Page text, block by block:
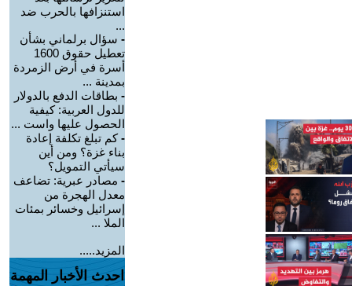
استنزافها بالحرب ضد
...
- سؤال برلماني بشأن
تعطيل حقوق 1600
أسرة في أرض الزمردة
بمدينة ...
- بطاقات الدفع بالدولار
للدول العربية: كيفية
الحصول عليها واست ...
-كم تبلغ تكلفة إعادة
بناء غزة؟ ومن أين
سيأتي التمويل؟
- مصادر عبرية: تضاعف
معدل الهجرة من
إسرائيل وخسائر بمئات
الملا ...
المزيد.....
احدث الأخبار المهمة